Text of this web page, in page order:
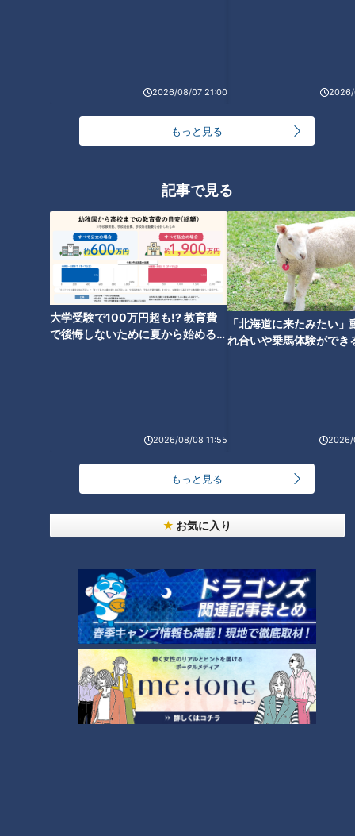
2026/08/07 21:00 2026/
もっと見る
記事で見る
大学受験で100万円超も!? 教育費
で後悔しないために夏から始めるお
2026/08/08 11:55
「北海道に来たみたい」
れ合いや乗馬体験ができ
2026/
もっと見る
お気に入り
究極の映えラーメン誕生！ハッ
超一流シェフのガチ審査！人気
かタイムズ】
金田明夫【スジナシ】膨らむト
ークにお見事即興漫才！？鶴瓶
「ものすごいのびのびしてるや
「メロい芸人」になりたい！ア
ホロートル、本気の作戦会議
タグ
「鶴瓶のスジナシ」動画
スジ）ナシ・打合せナシ・ＮＧナシのぶっつけ本番で“即興ドラ
マ”を演じるバラエティ番組「スジナシ」。1998年にCBCテレビで
行役にフリーアナウンサーの中井美穂さんが加わりました。その
後、2014年に番組は終了し、現在は定期的に舞台公演が開かれて
その魅力は、意外なストーリー展開や、想像を絶する結末など、台
本が無いからこそ生み出される多様なドラマ。お互いの意思が上手
く通じ合ったことで生まれた名作や意思の疎通が出来なかったこと
で生まれた快作…絶対に先がよめないハラハラドキドキ感で多くの
人の支持を得てきました。
そんなスジナシの名作・傑作選がYouTubeにて再び楽しめることに
なりました。毎週金曜20時に１話ずつ追加されていきます。是非